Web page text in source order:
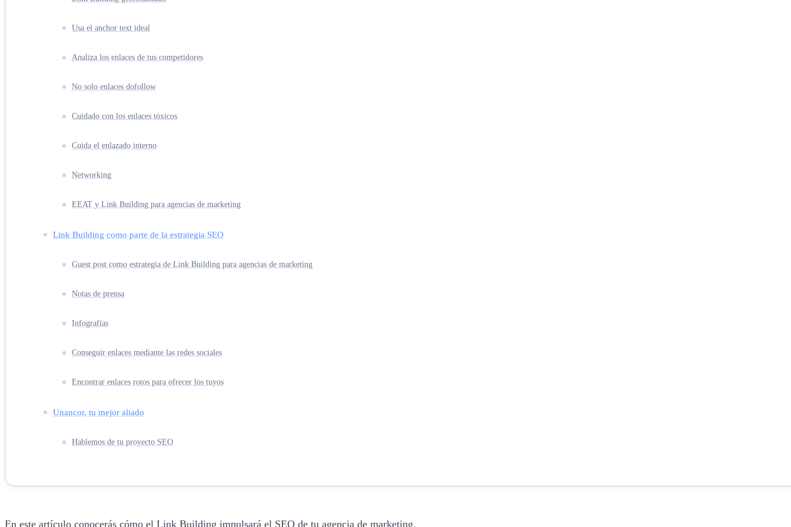
Usa el anchor text ideal
Analiza los enlaces de tus competidores
No solo enlaces dofollow
Cuidado con los enlaces tóxicos
Cuida el enlazado interno
Networking
EEAT y Link Building para agencias de marketing
Link Building como parte de la estrategia SEO
Guest post como estrategia de Link Building para agencias de marketing
Notas de prensa
Infografías
Conseguir enlaces mediante las redes sociales
Encontrar enlaces rotos para ofrecer los tuyos
Unancor, tu mejor aliado
Hablemos de tu proyecto SEO
En este artículo conocerás cómo el Link Building impulsará el SEO de tu agencia de marketing.